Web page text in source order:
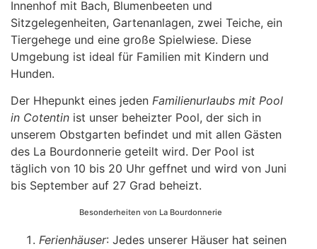
Innenhof mit Bach, Blumenbeeten und
Sitzgelegenheiten, Gartenanlagen, zwei Teiche, ein
Tiergehege und eine große Spielwiese. Diese
Umgebung ist ideal für Familien mit Kindern und
Hunden.
Der H￶hepunkt eines jeden Familienurlaubs mit Pool
in Cotentin ist unser beheizter Pool, der sich in
unserem Obstgarten befindet und mit allen Gästen
des La Bourdonnerie geteilt wird. Der Pool ist
täglich von 10 bis 20 Uhr ge￶ffnet und wird von Juni
bis September auf 27 Grad beheizt.
Besonderheiten von La Bourdonnerie
Ferienhäuser: Jedes unserer Häuser hat seinen